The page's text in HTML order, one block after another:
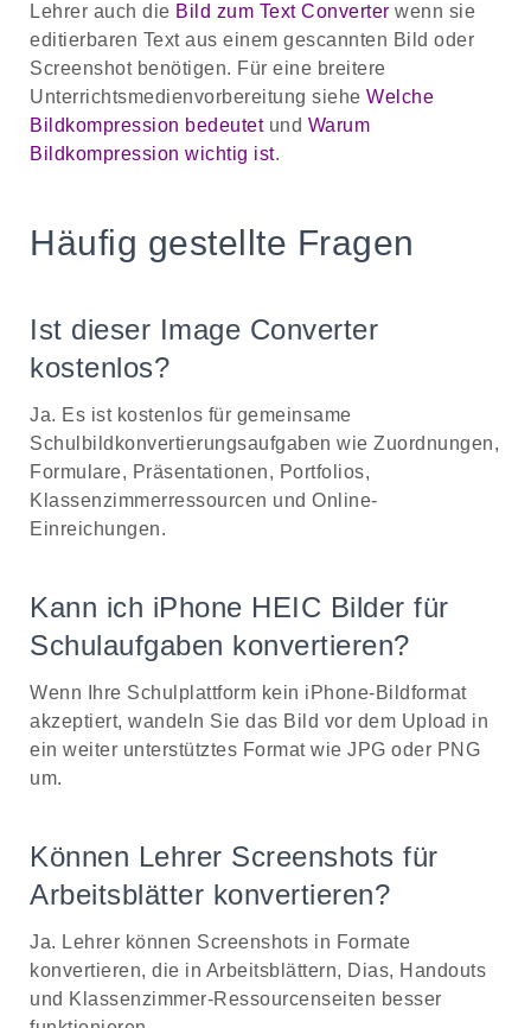
Lehrer auch die Bild zum Text Converter wenn sie
editierbaren Text aus einem gescannten Bild oder
Screenshot benötigen. Für eine breitere
Unterrichtsmedienvorbereitung siehe Welche
Bildkompression bedeutetund Warum
Bildkompression wichtig ist.
Häufig gestellte Fragen
Ist dieser Image Converter
kostenlos?
Ja. Es ist kostenlos für gemeinsame
Schulbildkonvertierungsaufgaben wie Zuordnungen,
Formulare, Präsentationen, Portfolios,
Klassenzimmerressourcen und Online-
Einreichungen.
Kann ich iPhone HEIC Bilder für
Schulaufgaben konvertieren?
Wenn Ihre Schulplattform kein iPhone-Bildformat
akzeptiert, wandeln Sie das Bild vor dem Upload in
ein weiter unterstütztes Format wie JPG oder PNG
um.
Können Lehrer Screenshots für
Arbeitsblätter konvertieren?
Ja. Lehrer können Screenshots in Formate
konvertieren, die in Arbeitsblättern, Dias, Handouts
und Klassenzimmer-Ressourcenseiten besser